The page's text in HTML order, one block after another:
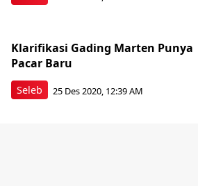
Seleb
Klarifikasi Gading Marten Punya
Pacar Baru
25 Des 2020, 12:39 AM